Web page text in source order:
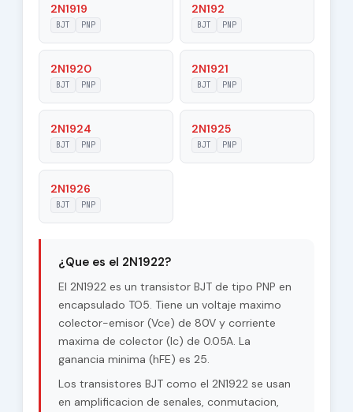
Maximum Collector
Current |Ic max|
0.05 A
Collector-Base
Voltage |Vcb|
80 V
Collector-Emitter
Voltage |Vce|
80 V
Junction
Temperature (Tj)
Power Dissipation
(Pc)
Forward Current
Transfer Ratio
25
2N1919
BJT PNP
2N192
BJT PNP
2N1920
BJT PNP
2N1921
BJT PNP
2N1924
BJT PNP
2N1925
BJT PNP
2N1926
BJT PNP
¿Que es el 2N1922?
El 2N1922 es un transistor BJT de tipo PNP en
encapsulado TO5. Tiene un voltaje maximo
colector-emisor (Vce) de 80V y corriente
maxima de colector (Ic) de 0.05A. La
ganancia minima (hFE) es 25.
Los transistores BJT como el 2N1922 se usan
en amplificacion de senales, conmutacion,